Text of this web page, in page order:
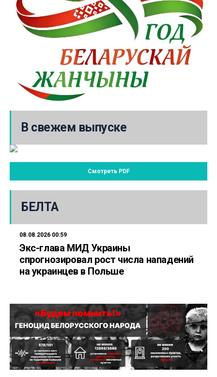
В свежем выпуске
Смотреть PDF
БЕЛТА
08.08.2026 00:59
Экс-глава МИД Украины
спрогнозировал рост числа нападений
на украинцев в Польше